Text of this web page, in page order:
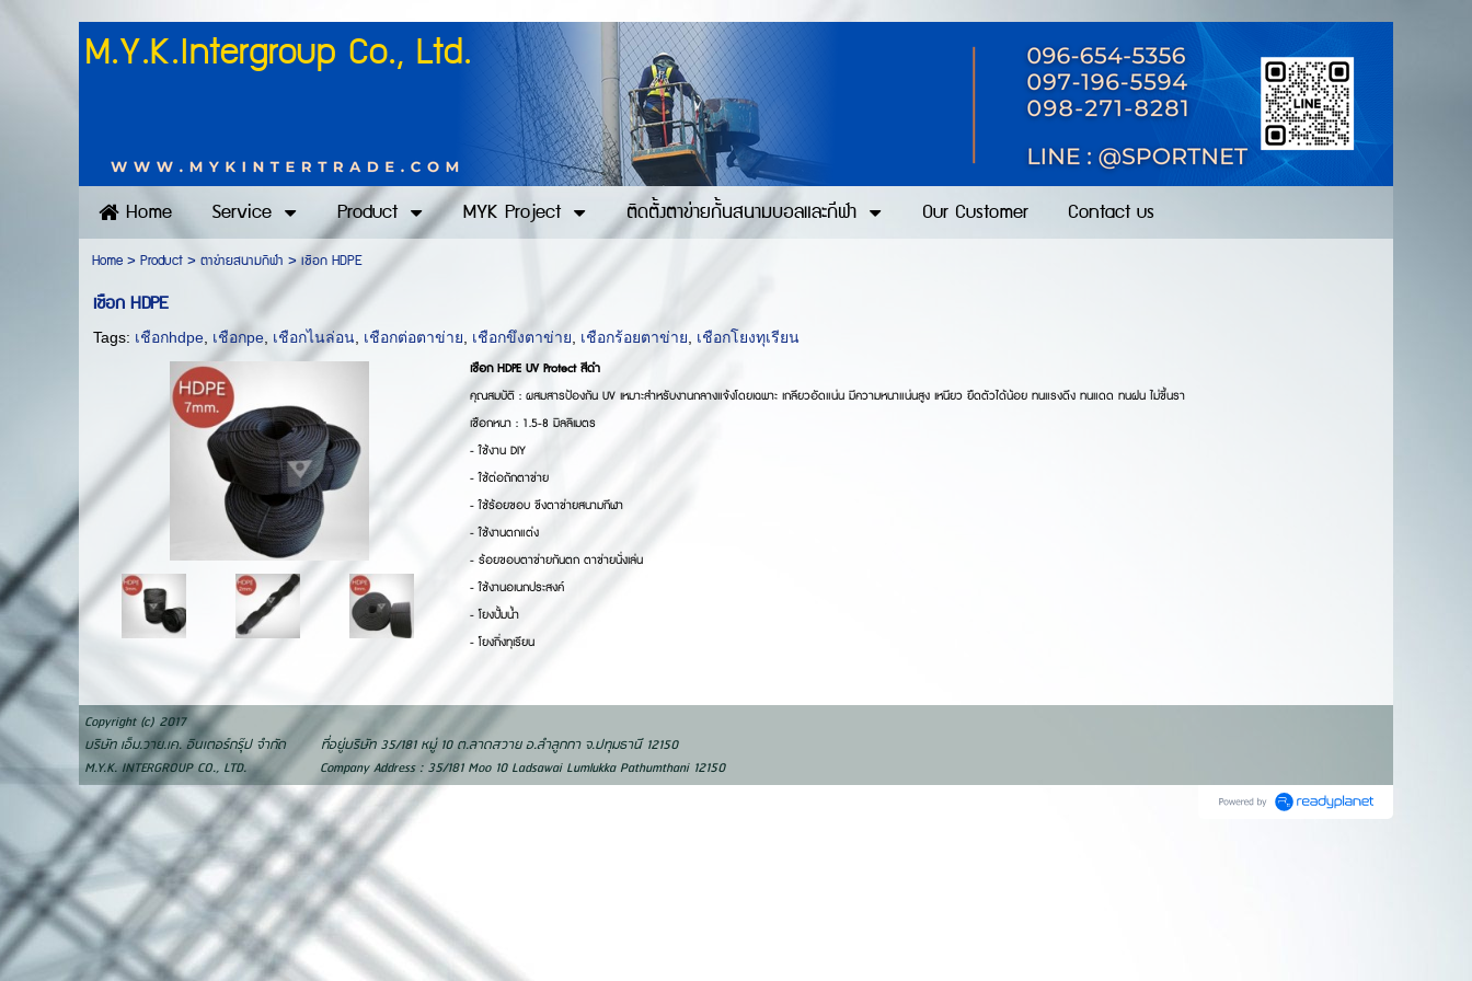
M.Y.K.Intergroup Co., Ltd.
Home Service Product MYK Project ติดตั้งตาข่ายกั้นสนามบอลและกีฬา Our Customer Contact us
Home>Product>ตาข่ายสนามกีฬา >เชือก HDPE
เชือก HDPE
Tags: เชือกhdpe, เชือกpe, เชือกไนล่อน, เชือกต่อตาข่าย เชือกขึงตาข่าย เชือกร้อยตาข่าย เชือกโยงทุเรียน
เชือก HDPE UV Protect สีดำ
คุณสมบัติ : ผสมสารป้องกัน UV เหมาะสำหรับงานกลางแจ้งโดยเฉพาะ เกลียวอัดแน่น มีความหนาแน่นสูง เหนียว ยืดตัวได้น้อย ทนแรงดึง ทนแดด ทนฝน ไม่ขึ้นรา
เชือกหนา : 1.5-8 มิลลิเมตร
- ใช้งาน DIY
- ใช้ต่อถักตาข่าย
- ใช้ร้อยขอบ ขึงตาข่ายสนามกีฬา
- ใช้งานตกแต่ง
- ร้อยขอบตาข่ายกันตก ตาข่ายนั่งเล่น
- ใช้งานอเนกประสงค์
- โยงปั้มน้ำ
- โยงกิ่งทุเรียน
Copyright (c) 2017
บริษัท เอ็ม.วาย.เค. อินเตอร์กรุ๊ป จำกัด ที่อยู่บริษัท 35/181 หมู่ 10 ต.ลาดสวาย อ.ลำลูกกา จ.ปทุมธานี 12150
M.Y.K. INTERGROUP CO., LTD. Company Address : 35/181 Moo 10 Ladsawai Lumlukka Pathumthani 12150